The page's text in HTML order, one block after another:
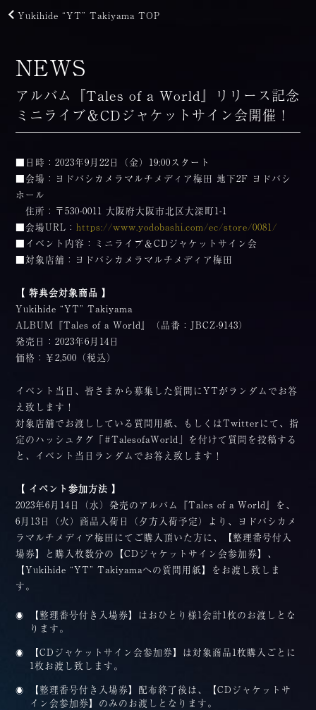
Yukihide “YT” Takiyama TOP
NEWS
アルバム『Tales of a World』リリース記念
ミニライブ＆CDジャケットサイン会開催！
■日時：2023年9月22日（金）19:00スタート
■会場：ヨドバシカメラマルチメディア梅田 地下2F ヨドバシ
ホール
住所：〒530-0011 大阪府大阪市北区大深町1-1
■会場URL：https://www.yodobashi.com/ec/store/0081/
■イベント内容：ミニライブ＆CDジャケットサイン会
■対象店舗：ヨドバシカメラマルチメディア梅田
【 特典会対象商品 】
Yukihide “YT” Takiyama
ALBUM『Tales of a World』（品番：JBCZ-9143）
発売日：2023年6月14日
価格：￥2,500（税込）
イベント当日、皆さまから募集した質問にYTがランダムでお答
え致します！
対象店舗でお渡ししている質問用紙、もしくはTwitterにて、指
定のハッシュタグ「#TalesofaWorld」を付けて質問を投稿する
と、イベント当日ランダムでお答え致します！
【 イベント参加方法 】
2023年6月14日（水）発売のアルバム『Tales of a World』を、
6月13日（火）商品入荷日（夕方入荷予定）より、ヨドバシカメ
ラマルチメディア梅田にてご購入頂いた方に、【整理番号付入
場券】と購入枚数分の【CDジャケットサイン会参加券】、
【Yukihide “YT” Takiyamaへの質問用紙】をお渡し致しま
す。
【整理番号付き入場券】はおひとり様1会計1枚のお渡しとな
ります。
【CDジャケットサイン会参加券】は対象商品1枚購入ごとに
1枚お渡し致します。
【整理番号付き入場券】配布終了後は、【CDジャケットサ
イン会参加券】のみのお渡しとなります。